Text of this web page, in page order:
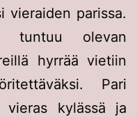
vieraiden parissa.
tuntuu olevan
hyrrää vietiin
Pari
kylässä ja